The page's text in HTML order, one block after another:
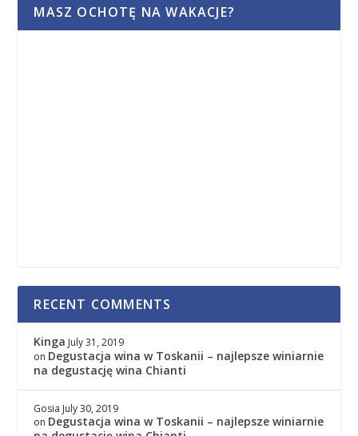
MASZ OCHOTĘ NA WAKACJE?
RECENT COMMENTS
Kinga July 31, 2019
on Degustacja wina w Toskanii – najlepsze winiarnie
na degustację wina Chianti
Gosia July 30, 2019
on Degustacja wina w Toskanii – najlepsze winiarnie